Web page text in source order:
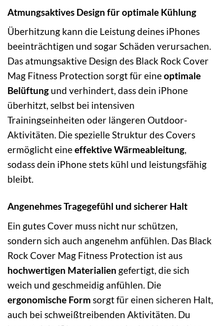
Atmungsaktives Design für optimale Kühlung
Überhitzung kann die Leistung deines iPhones
beeinträchtigen und sogar Schäden verursachen.
Das atmungsaktive Design des Black Rock Cover
Mag Fitness Protection sorgt für eineoptimale
Belüftung und verhindert, dass dein iPhone
überhitzt, selbst bei intensiven
Trainingseinheiten oder längeren Outdoor-
Aktivitäten. Die spezielle Struktur des Covers
ermöglicht eineeffektive Wärmeableitung,
sodass dein iPhone stets kühl und leistungsfähig
bleibt.
Angenehmes Tragegefühl und sicherer Halt
Ein gutes Cover muss nicht nur schützen,
sondern sich auch angenehm anfühlen. Das Black
Rock Cover Mag Fitness Protection ist aus
hochwertigen Materialien gefertigt, die sich
weich und geschmeidig anfühlen. Die
ergonomische Form sorgt für einen sicheren Halt,
auch bei schweißtreibenden Aktivitäten. Du